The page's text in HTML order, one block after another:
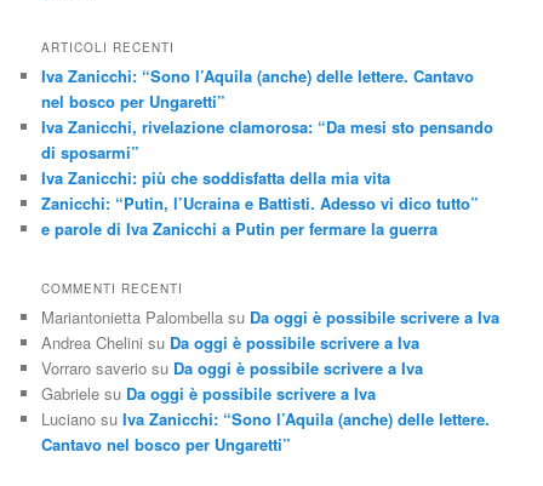
ARTICOLI RECENTI
Iva Zanicchi: “Sono l’Aquila (anche) delle lettere. Cantavo
nel bosco per Ungaretti”
Iva Zanicchi, rivelazione clamorosa: “Da mesi sto pensando
di sposarmi”
Iva Zanicchi: più che soddisfatta della mia vita
Zanicchi: “Putin, l’Ucraina e Battisti. Adesso vi dico tutto”
e parole di Iva Zanicchi a Putin per fermare la guerra
COMMENTI RECENTI
Mariantonietta Palombella su Da oggi è possibile scrivere a Iva
Andrea Chelini su Da oggi è possibile scrivere a Iva
Vorraro saverio su Da oggi è possibile scrivere a Iva
Gabriele su Da oggi è possibile scrivere a Iva
Luciano suIva Zanicchi: “Sono l’Aquila (anche) delle lettere.
Cantavo nel bosco per Ungaretti”